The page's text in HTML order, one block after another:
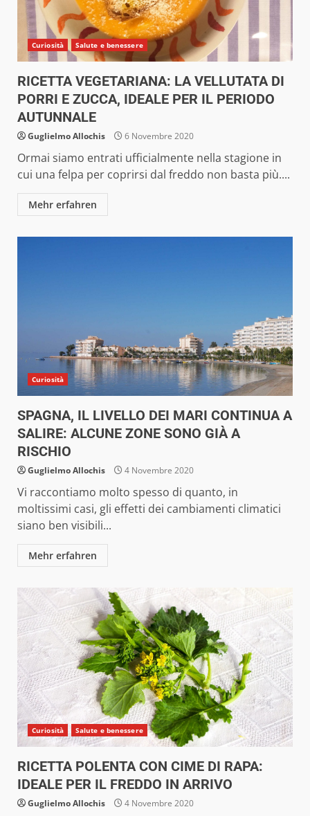
Curiosità Salute e benessere
RICETTA VEGETARIANA: LA VELLUTATA DI
PORRI E ZUCCA, IDEALE PER IL PERIODO
AUTUNNALE
Guglielmo Allochis 6 Novembre 2020
Ormai siamo entrati ufficialmente nella stagione in
cui una felpa per coprirsi dal freddo non basta più....
Mehr erfahren
Curiosità
SPAGNA, IL LIVELLO DEI MARI CONTINUA A
SALIRE: ALCUNE ZONE SONO GIÀ A
RISCHIO
Guglielmo Allochis 4 Novembre 2020
Vi raccontiamo molto spesso di quanto, in
moltissimi casi, gli effetti dei cambiamenti climatici
siano ben visibili...
Mehr erfahren
Curiosità Salute e benessere
RICETTA POLENTA CON CIME DI RAPA:
IDEALE PER IL FREDDO IN ARRIVO
Guglielmo Allochis 4 Novembre 2020